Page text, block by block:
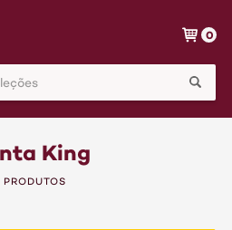
0
King